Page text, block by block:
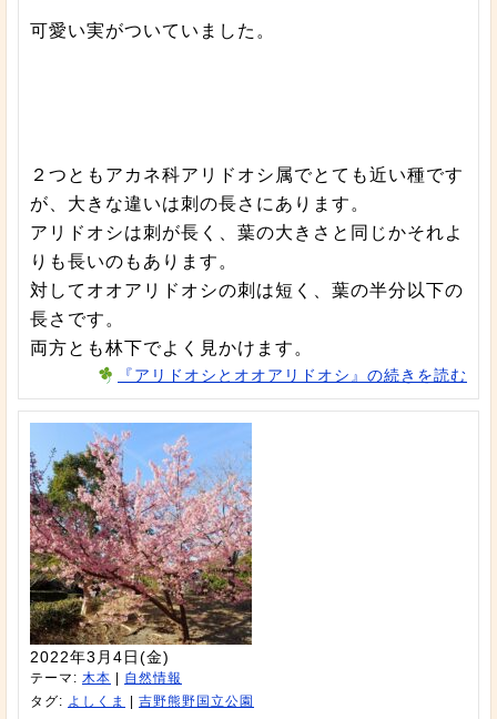
可愛い実がついていました。
２つともアカネ科アリドオシ属でとても近い種です
が、大きな違いは刺の長さにあります。
アリドオシは刺が長く、葉の大きさと同じかそれよ
りも長いのもあります。
対してオオアリドオシの刺は短く、葉の半分以下の
長さです。
両方とも林下でよく見かけます。
『アリドオシとオオアリドオシ』の続きを読む
2022年3月4日(金)
テーマ: 木本
自然情報
タグ: よしくま 吉野熊野国立公園